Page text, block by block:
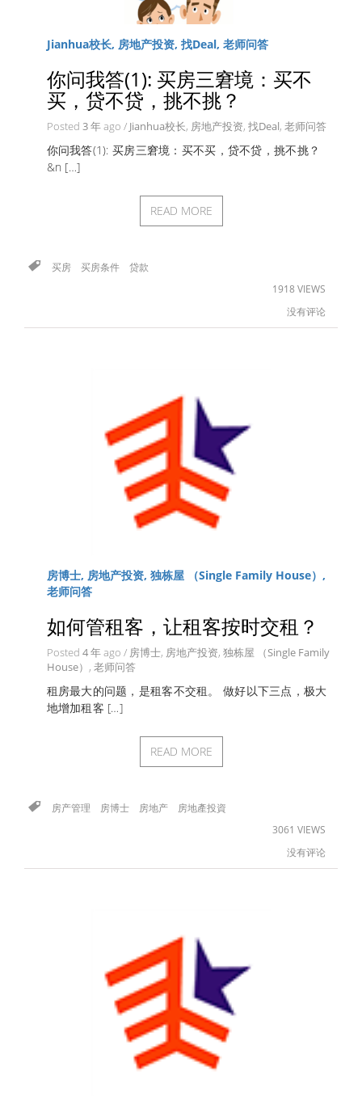
Jianhua校长, 房地产投资, 找Deal, 老师问答
你问我答(1): 买房三窘境：买不
买，贷不贷，挑不挑？
Posted 3 年ago / Jianhua校长, 房地产投资, 找Deal, 老师问答
你问我答(1): 买房三窘境：买不买，贷不贷，挑不挑？
&n […]
READ MORE
买房 买房条件
贷款
1918 VIEWS
没有评论
房博士, 房地产投资, 独栋屋 （Single Family House）,
老师问答
如何管租客，让租客按时交租？
Posted 4 年ago / 房博士, 房地产投资, 独栋屋 （Single Family
House） , 老师问答
租房最大的问题，是租客不交租。 做好以下三点，极大
地增加租客 […]
READ MORE
房产管理 房博士 房地产
房地產投資
3061 VIEWS
没有评论